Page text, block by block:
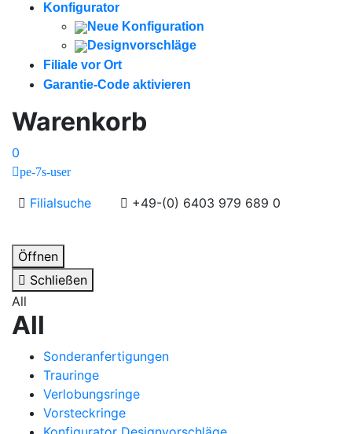
Konfigurator
Neue Konfiguration
Designvorschläge
Filiale vor Ort
Garantie-Code aktivieren
Warenkorb
0
pe-7s-user
Filialsuche +49-(0) 6403 979 689 0
Öffnen
Schließen
All
All
Sonderanfertigungen
Trauringe
Verlobungsringe
Vorsteckringe